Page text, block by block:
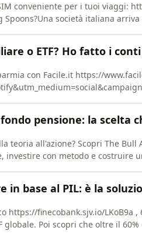
conveniente per i tuoi viaggi:⁠⁠⁠⁠ https://
Spoons?Una società italiana
o ETF? Ho fatto i
con ⁠⁠⁠Facile.it⁠⁠⁠ https://
fondo pensione: la scelta
Academy: il percorso pratico per mettere ordine
investire con metodo e costruire
in base al PIL: è la
https://finecobank.sjv.io/LKoB9a ,
globale. Poi scopri che oltre il